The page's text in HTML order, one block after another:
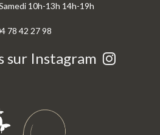
10h-13h 14h-19h
78 42 27 98
sur Instagram